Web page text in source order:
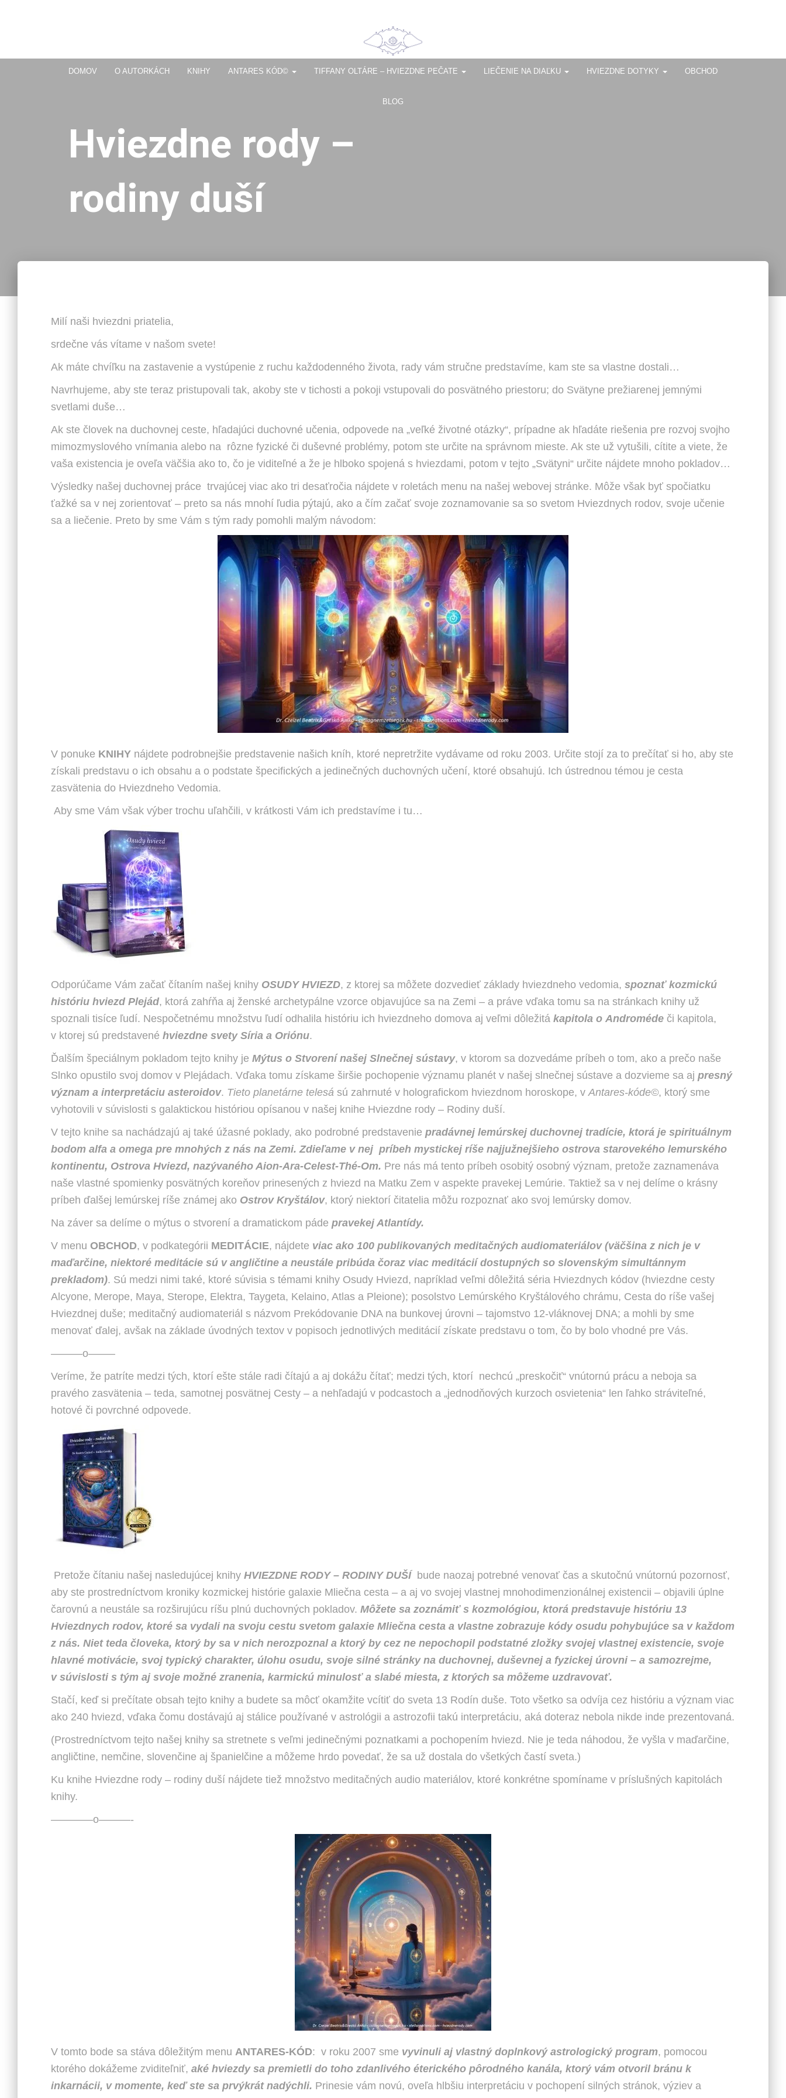
DOMOV O AUTORKÁCH KNIHY ANTARES KÓD© TIFFANY OLTÁRE – HVIEZDNE PEČATE LIEČENIE NA DIAĽKU HVIEZDNE DOTYKY OBCHOD
BLOG
Hviezdne rody –
rodiny duší
Milí naši hviezdni priatelia,
srdečne vás vítame v našom svete!
Ak máte chvíľku na zastavenie a vystúpenie z ruchu každodenného života, rady vám stručne predstavíme, kam ste sa vlastne dostali…
Navrhujeme, aby ste teraz pristupovali tak, akoby ste v tichosti a pokoji vstupovali do posvätného priestoru; do Svätyne prežiarenej jemnými
svetlami duše…
Ak ste človek na duchovnej ceste, hľadajúci duchovné učenia, odpovede na „veľké životné otázky“, prípadne ak hľadáte riešenia pre rozvoj svojho
mimozmyslového vnímania alebo na rôzne fyzické či duševné problémy, potom ste určite na správnom mieste. Ak ste už vytušili, cítite a viete, že
vaša existencia je oveľa väčšia ako to, čo je viditeľné a že je hlboko spojená s hviezdami, potom v tejto „Svätyni“ určite nájdete mnoho pokladov…
Výsledky našej duchovnej práce trvajúcej viac ako tri desaťročia nájdete v roletách menu na našej webovej stránke. Môže však byť spočiatku
ťažké sa v nej zorientovať – preto sa nás mnohí ľudia pýtajú, ako a čím začať svoje zoznamovanie sa so svetom Hviezdnych rodov, svoje učenie
sa a liečenie. Preto by sme Vám s tým rady pomohli malým návodom:
V ponuke KNIHY nájdete podrobnejšie predstavenie našich kníh, ktoré nepretržite vydávame od roku 2003. Určite stojí za to prečítať si ho, aby ste
získali predstavu o ich obsahu a o podstate špecifických a jedinečných duchovných učení, ktoré obsahujú. Ich ústrednou témou je cesta
zasvätenia do Hviezdneho Vedomia.
Aby sme Vám však výber trochu uľahčili, v krátkosti Vám ich predstavíme i tu…
Odporúčame Vám začať čítaním našej knihy OSUDY HVIEZD, z ktorej sa môžete dozvedieť základy hviezdneho vedomia, spoznať kozmickú
históriu hviezd Plejád, ktorá zahŕňa aj ženské archetypálne vzorce objavujúce sa na Zemi – a práve vďaka tomu sa na stránkach knihy už
spoznali tisíce ľudí. Nespočetnému množstvu ľudí odhalila históriu ich hviezdneho domova aj veľmi dôležitá kapitola o Androméde či kapitola,
v ktorej sú predstavené hviezdne svety Síria a Oriónu.
Ďalším špeciálnym pokladom tejto knihy je Mýtus o Stvorení našej Slnečnej sústavy, v ktorom sa dozvedáme príbeh o tom, ako a prečo naše
Slnko opustilo svoj domov v Plejádach. Vďaka tomu získame širšie pochopenie významu planét v našej slnečnej sústave a dozvieme sa aj presný
význam a interpretáciu asteroidov. Tieto planetárne telesá sú zahrnuté v holografickom hviezdnom horoskope, vAntares-kóde©, ktorý sme
vyhotovili v súvislosti s galaktickou históriou opísanou v našej knihe Hviezdne rody – Rodiny duší.
V tejto knihe sa nachádzajú aj také úžasné poklady, ako podrobné predstavenie pradávnej lemúrskej duchovnej tradície, ktorá je spirituálnym
bodom alfa a omega pre mnohých z nás na Zemi. Zdieľame v nej príbeh mystickej ríše najjužnejšieho ostrova starovekého lemurského
kontinentu, Ostrova Hviezd, nazývaného Aion-Ara-Celest-Thé-Om. Pre nás má tento príbeh osobitý osobný význam, pretože zaznamenáva
naše vlastné spomienky posvätných koreňov prinesených z hviezd na Matku Zem v aspekte pravekej Lemúrie. Taktiež sa v nej delíme o krásny
príbeh ďalšej lemúrskej ríše známej ako Ostrov Kryštálov, ktorý niektorí čitatelia môžu rozpoznať ako svoj lemúrsky domov.
Na záver sa delíme o mýtus o stvorení a dramatickom páde pravekej Atlantídy.
V menu OBCHOD, v podkategórii MEDITÁCIE, nájdete viac ako 100 publikovaných meditačných audiomateriálov (väčšina z nich je v
maďarčine, niektoré meditácie sú v angličtine a neustále pribúda čoraz viac meditácií dostupných so slovenským simultánnym
prekladom). Sú medzi nimi také, ktoré súvisia s témami knihy Osudy Hviezd, napríklad veľmi dôležitá séria Hviezdnych kódov (hviezdne cesty
Alcyone, Merope, Maya, Sterope, Elektra, Taygeta, Kelaino, Atlas a Pleione); posolstvo Lemúrského Kryštálového chrámu, Cesta do ríše vašej
Hviezdnej duše; meditačný audiomateriál s názvom Prekódovanie DNA na bunkovej úrovni – tajomstvo 12-vláknovej DNA; a mohli by sme
menovať ďalej, avšak na základe úvodných textov v popisoch jednotlivých meditácií získate predstavu o tom, čo by bolo vhodné pre Vás.
———o——–
Veríme, že patríte medzi tých, ktorí ešte stále radi čítajú a aj dokážu čítať; medzi tých, ktorí nechcú „preskočiť“ vnútornú prácu a neboja sa
pravého zasvätenia – teda, samotnej posvätnej Cesty – a nehľadajú v podcastoch a „jednodňových kurzoch osvietenia“ len ľahko stráviteľné,
hotové či povrchné odpovede.
Pretože čítaniu našej nasledujúcej knihy HVIEZDNE RODY – RODINY DUŠÍ bude naozaj potrebné venovať čas a skutočnú vnútornú pozornosť,
aby ste prostredníctvom kroniky kozmickej histórie galaxie Mliečna cesta – a aj vo svojej vlastnej mnohodimenzionálnej existencii – objavili úplne
čarovnú a neustále sa rozširujúcu ríšu plnú duchovných pokladov. Môžete sa zoznámiť s kozmológiou, ktorá predstavuje históriu 13
Hviezdnych rodov, ktoré sa vydali na svoju cestu svetom galaxie Mliečna cesta a vlastne zobrazuje kódy osudu pohybujúce sa v každom
z nás. Niet teda človeka, ktorý by sa v nich nerozpoznal a ktorý by cez ne nepochopil podstatné zložky svojej vlastnej existencie, svoje
hlavné motivácie, svoj typický charakter, úlohu osudu, svoje silné stránky na duchovnej, duševnej a fyzickej úrovni – a samozrejme,
v súvislosti s tým aj svoje možné zranenia, karmickú minulosť a slabé miesta, z ktorých sa môžeme uzdravovať.
Stačí, keď si prečítate obsah tejto knihy a budete sa môcť okamžite vcítiť do sveta 13 Rodín duše. Toto všetko sa odvíja cez históriu a význam viac
ako 240 hviezd, vďaka čomu dostávajú aj stálice používané v astrológii a astrozofii takú interpretáciu, aká doteraz nebola nikde inde prezentovaná.
(Prostredníctvom tejto našej knihy sa stretnete s veľmi jedinečnými poznatkami a pochopením hviezd. Nie je teda náhodou, že vyšla v maďarčine,
angličtine, nemčine, slovenčine aj španielčine a môžeme hrdo povedať, že sa už dostala do všetkých častí sveta.)
Ku knihe Hviezdne rody – rodiny duší nájdete tiež množstvo meditačných audio materiálov, ktoré konkrétne spomíname v príslušných kapitolách
knihy.
————o———-
V tomto bode sa stáva dôležitým menu ANTARES-KÓD: v roku 2007 sme vyvinuli aj vlastný doplnkový astrologický program, pomocou
ktorého dokážeme zviditeľniť, aké hviezdy sa premietli do toho zdanlivého éterického pôrodného kanála, ktorý vám otvoril bránu k
inkarnácii, v momente, keď ste sa prvýkrát nadýchli. Prinesie vám novú, oveľa hlbšiu interpretáciu v pochopení silných stránok, výziev a